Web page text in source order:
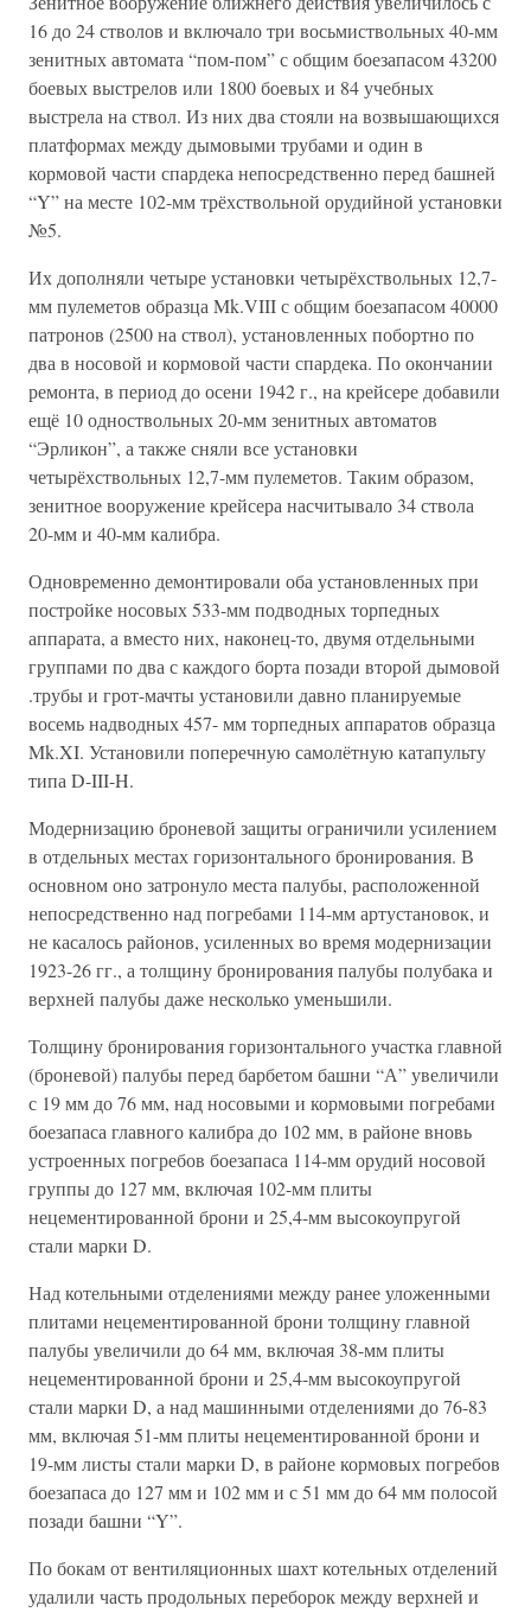
16 до 24 стволов и включало три восьмиствольных 40-мм
зенитных автомата “пом-пом” с общим боезапасом 43200
боевых выстрелов или 1800 боевых и 84 учебных
выстрела на ствол. Из них два стояли на возвышающихся
платформах между дымовыми трубами и один в
кормовой части спардека непосредственно перед башней
“Y” на месте 102-мм трёхствольной орудийной установки
№5.
Их дополняли четыре установки четырёхствольных 12,7-
мм пулеметов образца Mk.VIII с общим боезапасом 40000
патронов (2500 на ствол), установленных побортно по
два в носовой и кормовой части спардека. По окончании
ремонта, в период до осени 1942 г., на крейсере добавили
ещё 10 одноствольных 20-мм зенитных автоматов
“Эрликон”, а также сняли все установки
четырёхствольных 12,7-мм пулеметов. Таким образом,
зенитное вооружение крейсера насчитывало 34 ствола
20-мм и 40-мм калибра.
Одновременно демонтировали оба установленных при
постройке носовых 533-мм подводных торпедных
аппарата, а вместо них, наконец-то, двумя отдельными
группами по два с каждого борта позади второй дымовой
.трубы и грот-мачты установили давно планируемые
восемь надводных 457- мм торпедных аппаратов образца
Mk.XI. Установили поперечную самолётную катапульту
типа D-III-H.
Модернизацию броневой защиты ограничили усилением
в отдельных местах горизонтального бронирования. В
основном оно затронуло места палубы, расположенной
непосредственно над погребами 114-мм артустановок, и
не касалось районов, усиленных во время модернизации
1923-26 гг., а толщину бронирования палубы полубака и
верхней палубы даже несколько уменьшили.
Толщину бронирования горизонтального участка главной
(броневой) палубы перед барбетом башни “А” увеличили
с 19 мм до 76 мм, над носовыми и кормовыми погребами
боезапаса главного калибра до 102 мм, в районе вновь
устроенных погребов боезапаса 114-мм орудий носовой
группы до 127 мм, включая 102-мм плиты
нецементированной брони и 25,4-мм высокоупругой
стали марки D.
Над котельными отделениями между ранее уложенными
плитами нецементированной брони толщину главной
палубы увеличили до 64 мм, включая 38-мм плиты
нецементированной брони и 25,4-мм высокоупругой
стали марки D, а над машинными отделениями до 76-83
мм, включая 51-мм плиты нецементированной брони и
19-мм листы стали марки D, в районе кормовых погребов
боезапаса до 127 мм и 102 мм и с 51 мм до 64 мм полосой
позади башни “Y”.
По бокам от вентиляционных шахт котельных отделений
удалили часть продольных переборок между верхней и